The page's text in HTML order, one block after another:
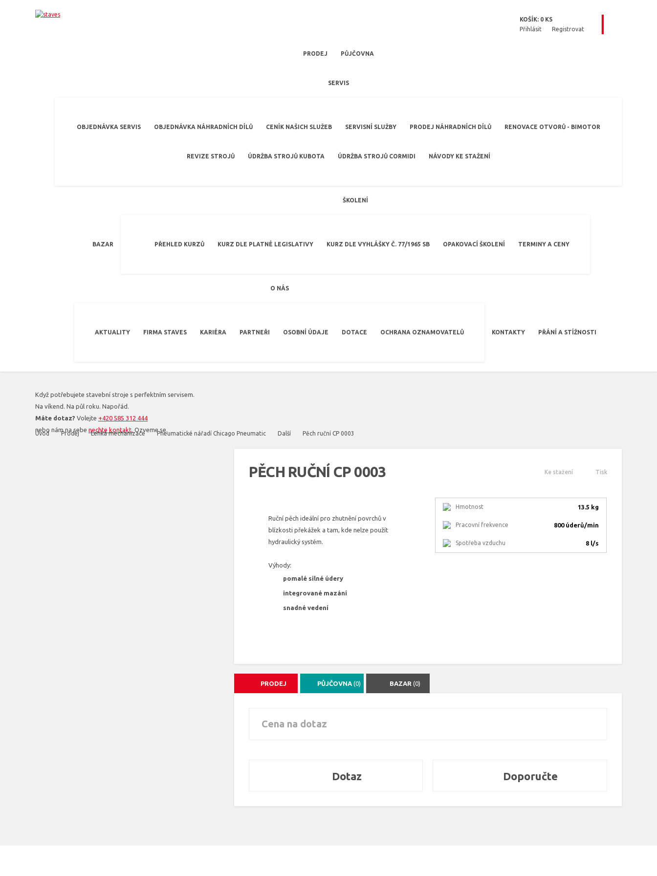
KOŠÍK: 0 KS
Přihlásit
Registrovat
PRODEJ PŮJČOVNA
SERVIS
OBJEDNÁVKA SERVIS OBJEDNÁVKA NÁHRADNÍCH DÍLŮ CENÍK NAŠICH SLUŽEB SERVISNÍ SLUŽBY PRODEJ NÁHRADNÍCH DÍLŮ RENOVACE OTVORŮ - BIMOTOR
REVIZE STROJŮ ÚDRŽBA STROJŮ KUBOTA ÚDRŽBA STROJŮ CORMIDI NÁVODY KE STAŽENÍ
BAZAR
ŠKOLENÍ
PŘEHLED KURZŮ KURZ DLE PLATNÉ LEGISLATIVY KURZ DLE VYHLÁŠKY Č. 77/1965 SB OPAKOVACÍ ŠKOLENÍ TERMINY A CENY
O NÁS
AKTUALITY FIRMA STAVES KARIÉRA PARTNEŘI OSOBNÍ ÚDAJE DOTACE OCHRANA OZNAMOVATELŮ KONTAKTY PŘÁNÍ A STÍŽNOSTI
Když potřebujete stavební stroje s perfektním servisem.
Na víkend. Na půl roku. Napořád.
Máte dotaz? Volejte +420 585 312 444
nebo nám na sebe nechte kontakt. Ozveme se.
Úvod Prodej Lehká mechanizace Pneumatické nářadí Chicago Pneumatic Další Pěch ruční CP 0003
PĚCH RUČNÍ CP 0003
Ruční pěch ideální pro zhutnění povrchů v
blízkosti překážek a tam, kde nelze použít
hydraulický systém.
Výhody:
pomalé silné údery
integrované mazání
snadné vedení
Ke stažení Tisk
Hmotnost 13.5 kg
Pracovní frekvence 800 úderů/min
Spotřeba vzduchu 8 l/s
PRODEJ PŮJČOVNA (0) BAZAR(0)
Cena na dotaz
Dotaz Doporučte